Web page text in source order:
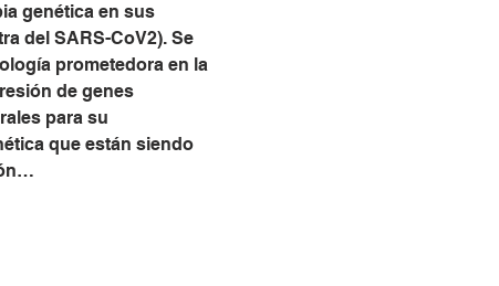
genética en sus
del SARS-CoV2). Se
prometedora en la
de genes
para su
que están siendo